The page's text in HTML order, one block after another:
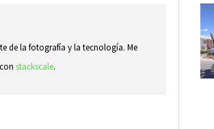
de la fotografía y la tecnología. Me
constackscale.